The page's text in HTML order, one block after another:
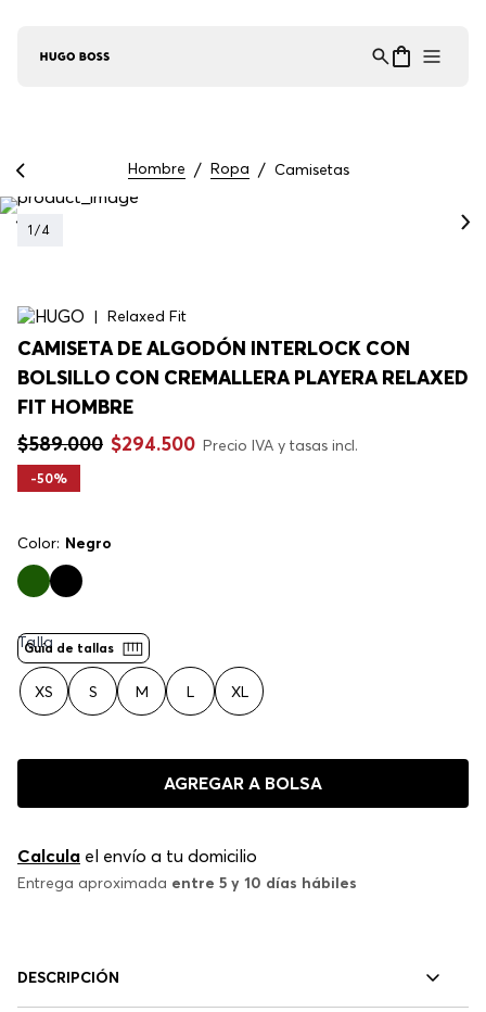
Hombre Ropa Camisetas
1 /4
Relaxed Fit
CAMISETA DE ALGODÓN INTERLOCK CON
BOLSILLO CON CREMALLERA PLAYERA RELAXED
FIT HOMBRE
$589.000 $294.500 Precio IVA y tasas incl.
-50%
Color: Negro
Guía de tallas
Talla
XS S M L XL
AGREGAR A BOLSA
Calcula el envío a tu domicilio
Entrega aproximada entre 5 y 10 días hábiles
DESCRIPCIÓN
Asistente Virtual
en línea ⋮